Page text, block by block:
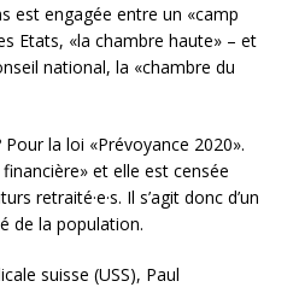
est engagée entre un «camp
Etats, «la chambre haute» – et
national, la «chambre du
la loi «Prévoyance 2020».
et elle est censée
retraité·e·s. Il s’agit donc d’un
de la population.
suisse (USS), Paul